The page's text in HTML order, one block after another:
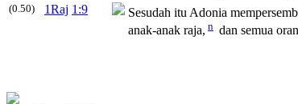
(0.50) 1Raj 1:9 Sesudah itu Adonia
anak-anak raja, n dan semua